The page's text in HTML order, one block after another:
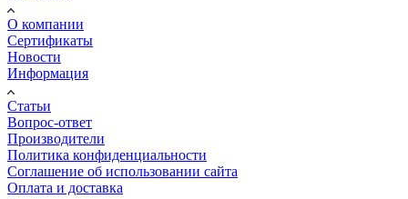
О компании
Сертификаты
Новости
Информация
Статьи
Вопрос-ответ
Производители
Политика конфиденциальности
Соглашение об использовании сайта
Оплата и доставка